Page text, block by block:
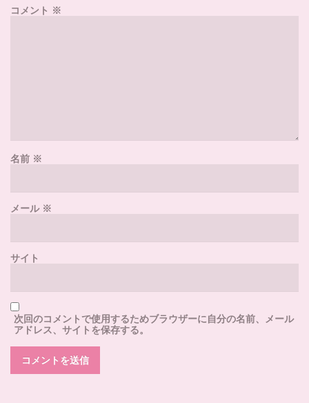
コメント ※
名前 ※
メール※
サイト
次回のコメントで使用するためブラウザーに自分の名前、メール
アドレス、サイトを保存する。